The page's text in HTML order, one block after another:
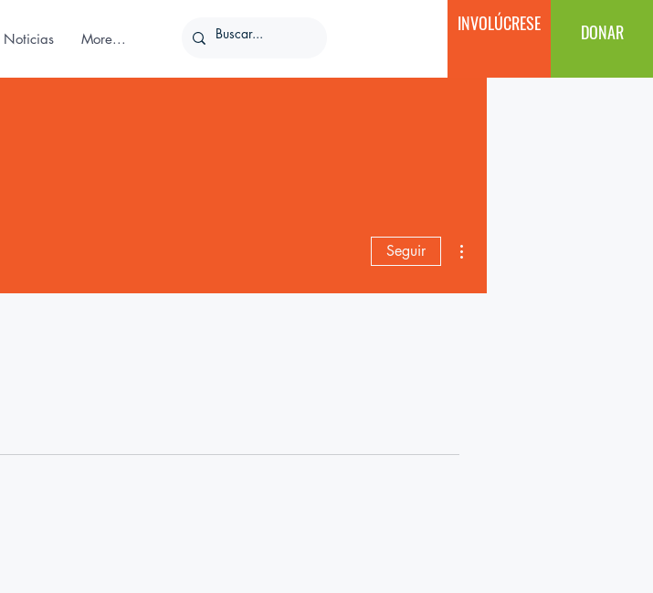
Noticias More...
INVOLÚCRESE DONAR
Seguir